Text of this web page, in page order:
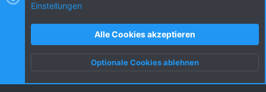
Nutzungsbedingungen
Datenschutz
S
Oben Unten
Einstellungen
Alle Cookies akzeptieren
Optionale Cookies ablehnen